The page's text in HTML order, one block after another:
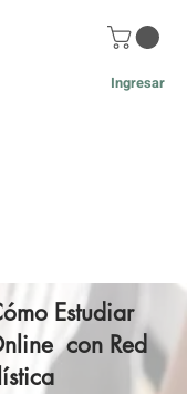
Ingresar
Estudiar
con Red